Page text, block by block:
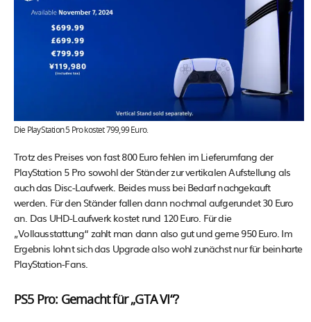
Die PlayStation 5 Pro kostet 799,99 Euro.
Trotz des Preises von fast 800 Euro fehlen im Lieferumfang der
PlayStation 5 Pro sowohl der Ständer zur vertikalen Aufstellung als
auch das Disc-Laufwerk. Beides muss bei Bedarf nachgekauft
werden. Für den Ständer fallen dann nochmal aufgerundet 30 Euro
an. Das UHD-Laufwerk kostet rund 120 Euro. Für die
„Vollausstattung“ zahlt man dann also gut und gerne 950 Euro. Im
Ergebnis lohnt sich das Upgrade also wohl zunächst nur für beinharte
PlayStation-Fans.
PS5 Pro: Gemacht für „GTA VI“?